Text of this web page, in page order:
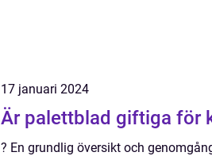
17 januari 2024
Är palettblad giftiga för
? En grundlig översikt och